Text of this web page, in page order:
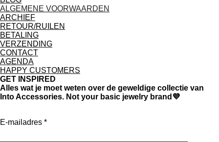
ALGEMENE VOORWAARDEN
ARCHIEF
RETOUR/RUILEN
BETALING
VERZENDING
CONTACT
AGENDA
HAPPY CUSTOMERS
GET INSPIRED
Alles wat je moet weten over de geweldige collectie van
Into Accessories. Not your basic jewelry brand💜
E-mailadres *